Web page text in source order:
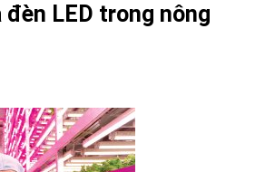
đèn LED trong nông